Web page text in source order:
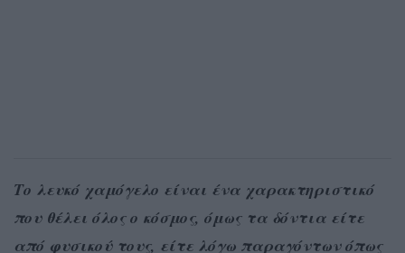
Το λευκό χαμόγελο είναι ένα χαρακτηριστικό
που θέλει όλος ο κόσμος, όμως τα δόντια είτε
από φυσικού τους, είτε λόγω παραγόντων όπως